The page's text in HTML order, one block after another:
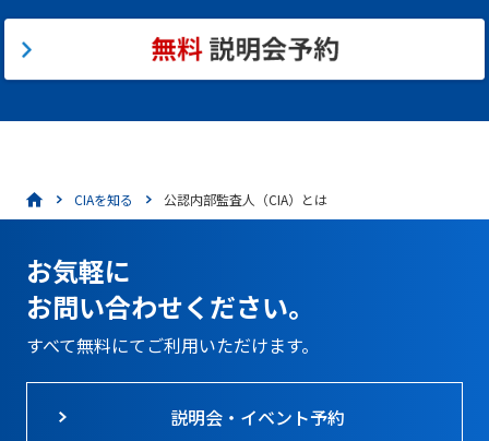
CIAを知る 公認内部監査人（CIA）とは
お気軽に
お問い合わせください。
すべて無料にてご利用いただけます。
説明会・イベント予約